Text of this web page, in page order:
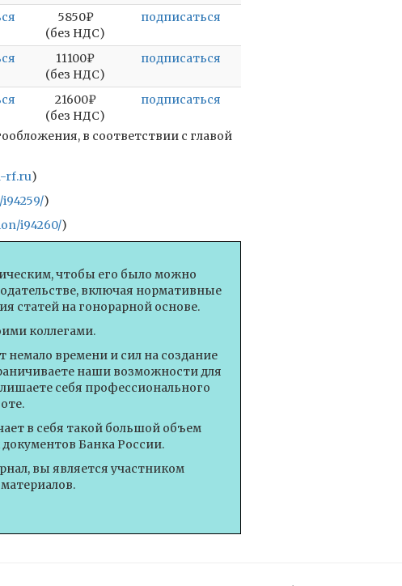
5850₽
(без НДС)
подписаться
11100₽
(без НДС)
подписаться
21600₽
(без НДС)
подписаться
в соответствии с главой
rf.ru)
)
i94260/)
чтобы его было можно
включая нормативные
статей на гонорарной основе.
коллегами.
времени и сил на создание
наши возможности для
себя профессионального
в себя такой большой объем
Банка России.
вы является участником